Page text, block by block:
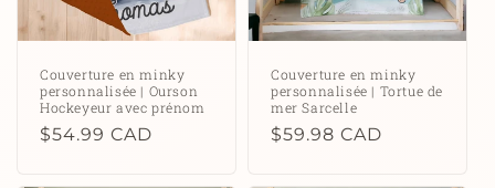
Couverture en minky
personnalisée | Ourson
Hockeyeur avec prénom
Prix
$54.99 CAD
Couverture en minky
personnalisée | Tortue de
mer Sarcelle
Prix
$59.98 CAD